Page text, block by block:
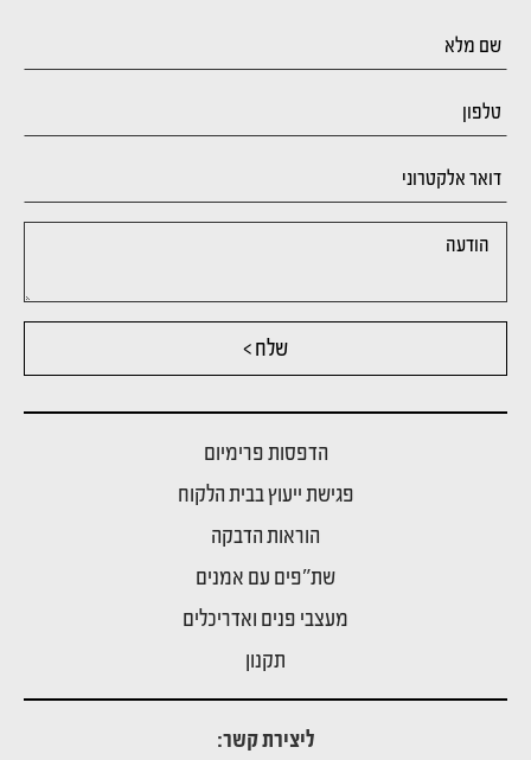
ליצירת קשר:
הדפסות פרימיום
פגישת ייעוץ בבית הלקוח
הוראות הדבקה
שת"פים עם אמנים
מעצבי פנים ואדריכלים
תקנון
שלח >